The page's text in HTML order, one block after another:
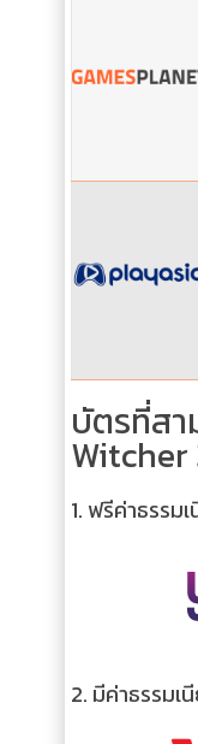
บัตรที่สา
Witcher
1. ฟรีค่าธรรม
2. มีค่าธรรมเ